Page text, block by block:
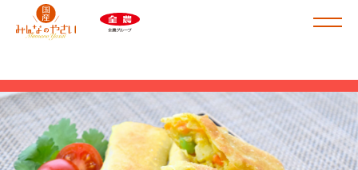
肉じゃが・カレー用
根菜スープ・筑前煮用